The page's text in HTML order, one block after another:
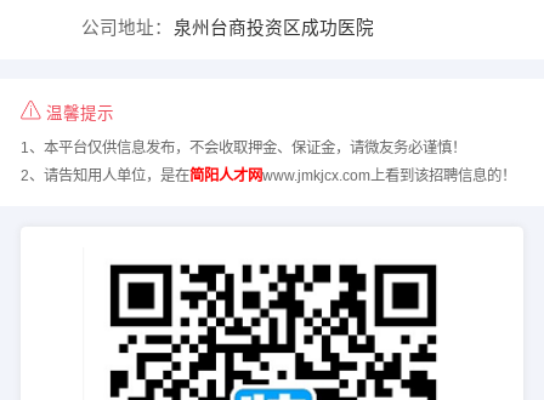
公司地址： 泉州台商投资区成功医院
温馨提示
1、本平台仅供信息发布，不会收取押金、保证金，请微友务必谨慎！
2、请告知用人单位，是在简阳人才网www.jmkjcx.com上看到该招聘信息的！